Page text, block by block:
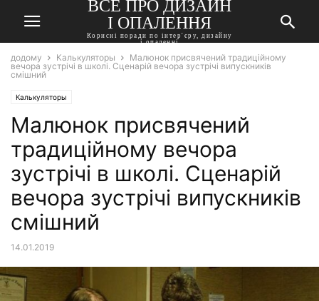
ВСЕ ПРО ДИЗАЙН
І ОПАЛЕННЯ
Корисні поради по інтер'єру, дизайну
і опаленні
додому Калькуляторы
Малюнок присвячений традиційному
вечора зустрічі в школі. Сценарій вечора зустрічі випускників
смішний
Калькуляторы
Малюнок присвячений
традиційному вечора
зустрічі в школі. Сценарій
вечора зустрічі випускників
смішний
14.01.2019